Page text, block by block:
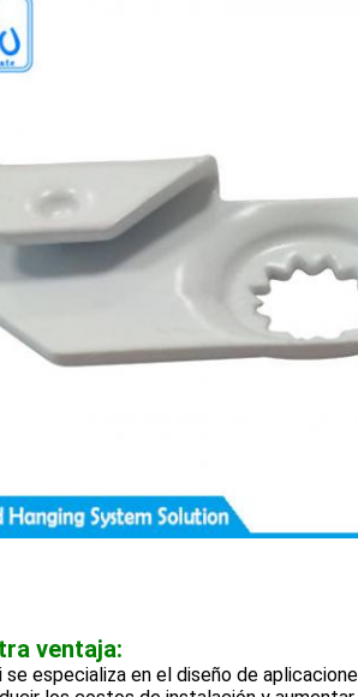
ventaja:
se especializa en el diseño de